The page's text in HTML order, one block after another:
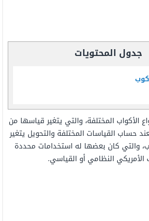
جدول المحتويات
الأكواب المختلفة، والتي يتغير قياسها من
حساب القياسات المختلفة والتحويل يتغير
والتي كان بعضها له استخدامات محددة
الأمريكي النظامي أو القياسي.